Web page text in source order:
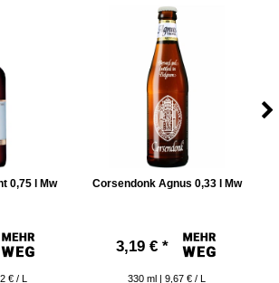
0,75 l Mw
€ / L
Corsendonk Agnus 0,33 l Mw
3,19 € *
330 ml | 9,67 € / L